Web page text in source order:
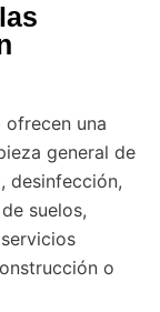
ofrecen una
general de
desinfección,
suelos,
o